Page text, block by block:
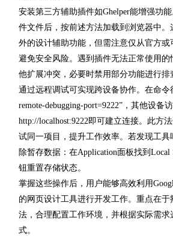
安装第三方辅助插件如Ghelper能增强功
件文件后，按前述方法加载到浏览器中。
外的设计辅助功能，但需注意仅从官方或
避免安全风险。遇到插件无法正常使用
他扩展冲突，必要时禁用部分功能进行排
通过远程调试可实现跨设备协作。在命令
remote-debugging-port=9222”，其他设备
http://localhost:9222即可建立连接。此方
试同一项目，提升工作效率。若发现工
除暂存数据：在Application面板找到Local
钮重置存储状态。
掌握这些操作后，用户能够高效利用
的网页设计工具进行开发工作。重点在于
法，合理配置工作环境，并根据实际需求
式。